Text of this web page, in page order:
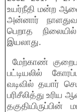
உயர்நீதி மன்ற
அன்னார்
பெறாத
இயலாது.
மேற்காண்
பட்டியலில்
வடிவில் தயார்
பரிசீலித்து